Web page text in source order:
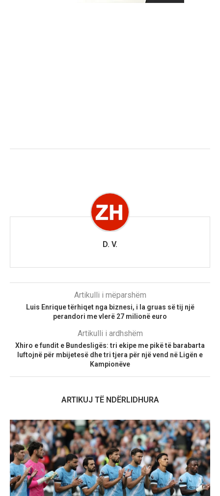
D. V.
Artikulli i mëparshëm
Luis Enrique tërhiqet nga biznesi, i la gruas së tij një
perandori me vlerë 27 milionë euro
Artikulli i ardhshëm
Xhiro e fundit e Bundesligës: tri ekipe me pikë të barabarta
luftojnë për mbijetesë dhe tri tjera për një vend në Ligën e
Kampionëve
ARTIKUJ TË NDËRLIDHURA